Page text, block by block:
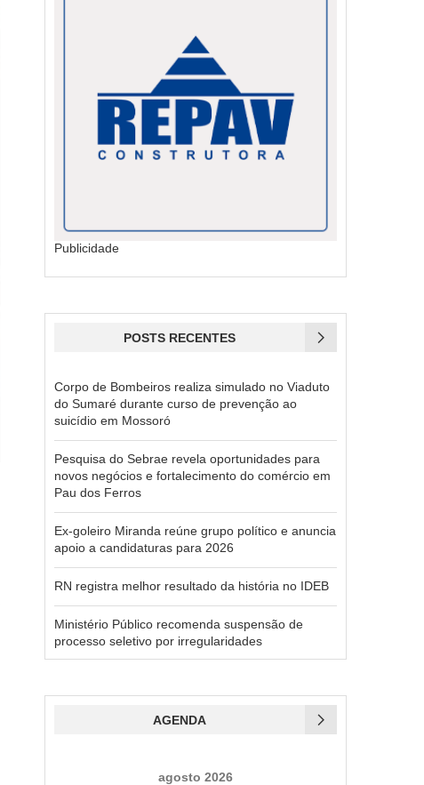
Publicidade
POSTS RECENTES
Corpo de Bombeiros realiza simulado no Viaduto
do Sumaré durante curso de prevenção ao
suicídio em Mossoró
Pesquisa do Sebrae revela oportunidades para
novos negócios e fortalecimento do comércio em
Pau dos Ferros
Ex-goleiro Miranda reúne grupo político e anuncia
apoio a candidaturas para 2026
RN registra melhor resultado da história no IDEB
Ministério Público recomenda suspensão de
processo seletivo por irregularidades
AGENDA
agosto 2026